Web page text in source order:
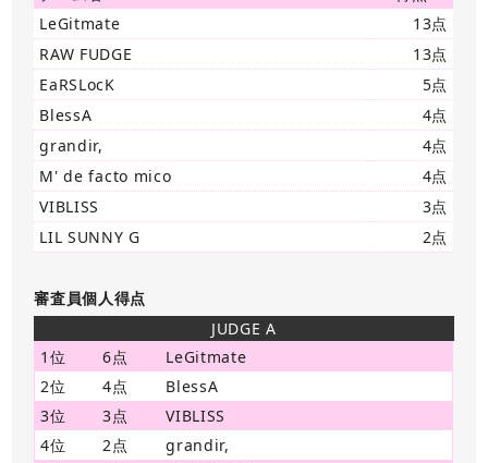
LeGitmate
13点
RAW FUDGE
13点
EaRSLocK
5点
BlessA
4点
grandir,
4点
M' de facto mico
4点
VIBLISS
3点
LIL SUNNY G
2点
審査員個人得点
JUDGE A
1位
6点
LeGitmate
2位
4点
BlessA
3位
3点
VIBLISS
4位
2点
grandir,